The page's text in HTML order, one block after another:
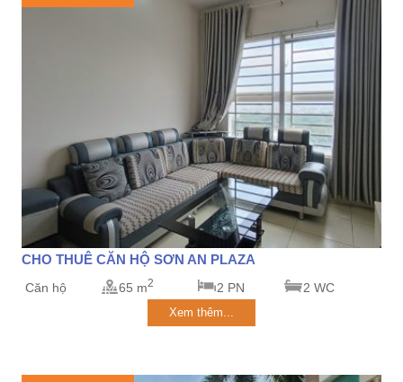
CHO THUÊ CĂN HỘ SƠN AN PLAZA
Căn hộ 65 m2 2 PN 2 WC
Xem thêm...